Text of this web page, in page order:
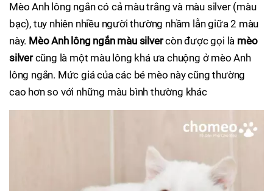
Mèo Anh lông ngắn có cả màu trắng và màu silver (màu
bạc), tuy nhiên nhiều người thường nhầm lẫn giữa 2 màu
này. Mèo Anh lông ngắn màu silvercòn được gọi là mèo
silvercũng là một màu lông khá ưa chuộng ở mèo Anh
lông ngắn. Mức giá của các bé mèo này cũng thường
cao hơn so với những màu bình thường khác